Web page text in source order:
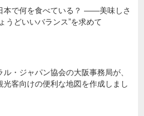
本で何を食べている？ ――美味しさ
うどいいバランス”を求めて
・ジャパン協会の大阪事務局が、
光客向けの便利な地図を作成しまし